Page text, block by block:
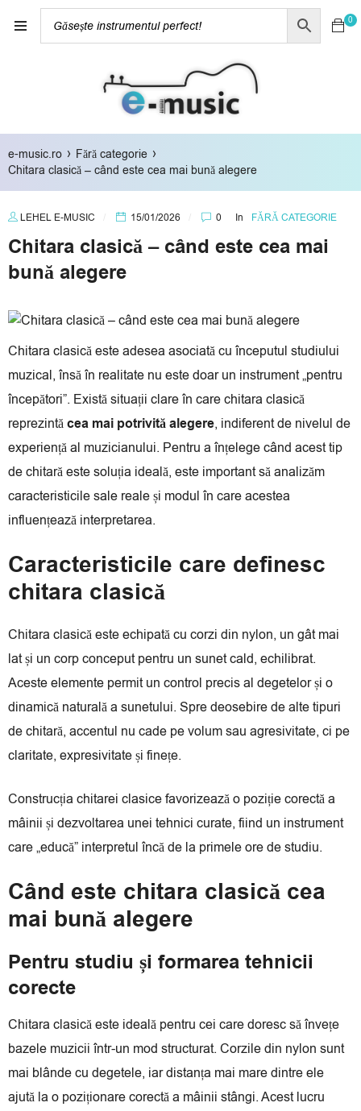
0
e-music.ro › Fără categorie ›
Chitara clasică – când este cea mai bună alegere
LEHEL E-MUSIC 15/01/2026 0 In FĂRĂ CATEGORIE
Chitara clasică – când este cea mai
bună alegere
Chitara clasică este adesea asociată cu începutul studiului
muzical, însă în realitate nu este doar un instrument „pentru
începători”. Există situații clare în care chitara clasică
reprezintăcea mai potrivită alegere, indiferent de nivelul de
experiență al muzicianului. Pentru a înțelege când acest tip
de chitară este soluția ideală, este important să analizăm
caracteristicile sale reale și modul în care acestea
influențează interpretarea.
Caracteristicile care definesc
chitara clasică
Chitara clasică este echipată cu corzi din nylon, un gât mai
lat și un corp conceput pentru un sunet cald, echilibrat.
Aceste elemente permit un control precis al degetelor și o
dinamică naturală a sunetului. Spre deosebire de alte tipuri
de chitară, accentul nu cade pe volum sau agresivitate, ci pe
claritate, expresivitate și finețe.
Construcția chitarei clasice favorizează o poziție corectă a
mâinii și dezvoltarea unei tehnici curate, fiind un instrument
care „educă” interpretul încă de la primele ore de studiu.
Când este chitara clasică cea
mai bună alegere
Pentru studiu și formarea tehnicii
corecte
Chitara clasică este ideală pentru cei care doresc să învețe
bazele muzicii într-un mod structurat. Corzile din nylon sunt
mai blânde cu degetele, iar distanța mai mare dintre ele
ajută la o poziționare corectă a mâinii stângi. Acest lucru